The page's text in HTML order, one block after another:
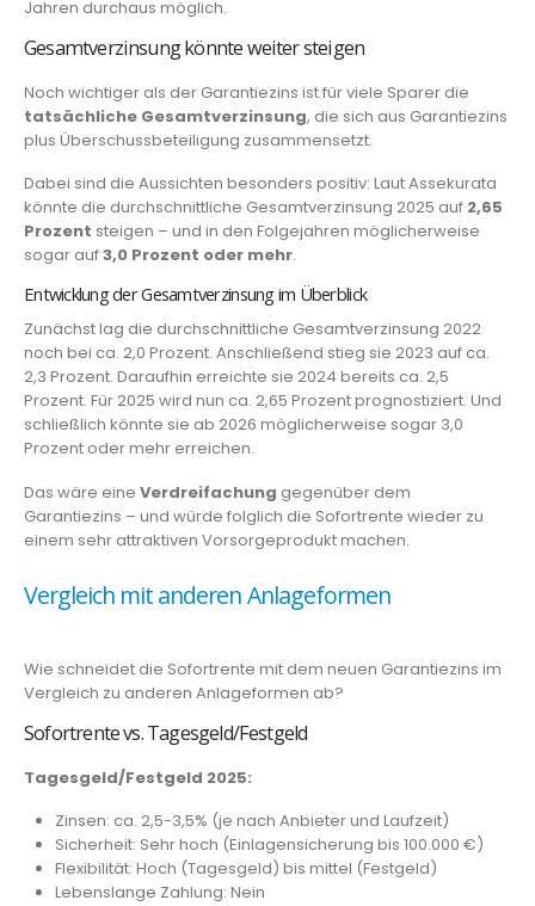
Jahren durchaus möglich.
Gesamtverzinsung könnte weiter steigen
Noch wichtiger als der Garantiezins ist für viele Sparer die
tatsächliche Gesamtverzinsung, die sich aus Garantiezins
plus Überschussbeteiligung zusammensetzt.
Dabei sind die Aussichten besonders positiv: Laut Assekurata
könnte die durchschnittliche Gesamtverzinsung 2025 auf 2,65
Prozent steigen – und in den Folgejahren möglicherweise
sogar auf3,0 Prozent oder mehr.
Entwicklung der Gesamtverzinsung im Überblick
Zunächst lag die durchschnittliche Gesamtverzinsung 2022
noch bei ca. 2,0 Prozent. Anschließend stieg sie 2023 auf ca.
2,3 Prozent. Daraufhin erreichte sie 2024 bereits ca. 2,5
Prozent. Für 2025 wird nun ca. 2,65 Prozent prognostiziert. Und
schließlich könnte sie ab 2026 möglicherweise sogar 3,0
Prozent oder mehr erreichen.
Das wäre eine Verdreifachung gegenüber dem
Garantiezins – und würde folglich die Sofortrente wieder zu
einem sehr attraktiven Vorsorgeprodukt machen.
Vergleich mit anderen Anlageformen
Wie schneidet die Sofortrente mit dem neuen Garantiezins im
Vergleich zu anderen Anlageformen ab?
Sofortrente vs. Tagesgeld/Festgeld
Tagesgeld/Festgeld 2025:
Zinsen: ca. 2,5-3,5% (je nach Anbieter und Laufzeit)
Sicherheit: Sehr hoch (Einlagensicherung bis 100.000 €)
Flexibilität: Hoch (Tagesgeld) bis mittel (Festgeld)
Lebenslange Zahlung: Nein